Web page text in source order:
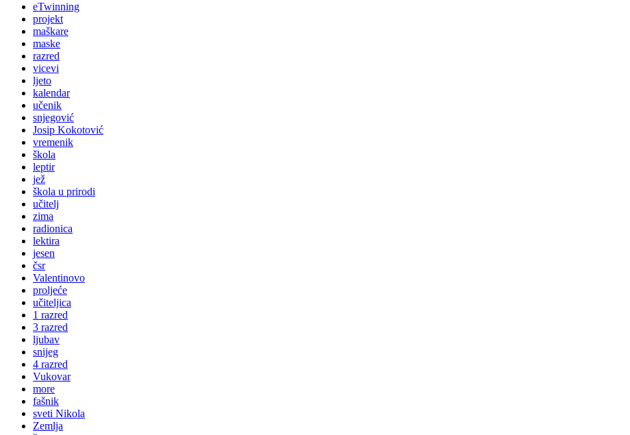
eTwinning
projekt
maškare
maske
razred
vicevi
ljeto
kalendar
učenik
snjegović
Josip Kokotović
vremenik
škola
leptir
jež
škola u prirodi
učitelj
zima
radionica
lektira
jesen
čsr
Valentinovo
proljeće
učiteljica
1 razred
3 razred
ljubav
snijeg
4 razred
Vukovar
more
fašnik
sveti Nikola
Zemlja